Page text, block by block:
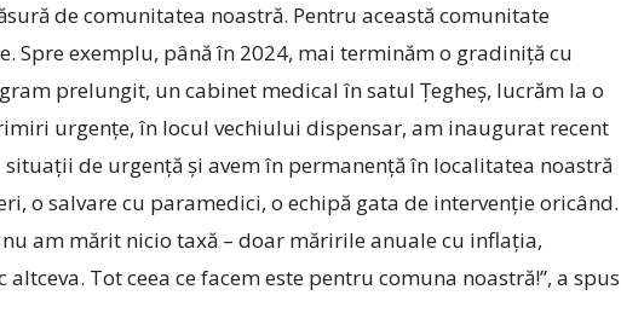
de comunitatea noastră. Pentru această comunitate
Spre exem­plu, până în 2024, mai terminăm o gradiniță cu
prelungit, un cabinet medical în satul Țegheș, lucrăm la o
urgențe, în locul vechiului dispensar, am inaugurat recent
de urgență și avem în permanență în localitatea noastră
o salvare cu paramedici, o echipă gata de intervenție oricând.
am mărit nicio taxă – doar măririle anuale cu inflația,
Tot ceea ce facem este pentru comuna noastră!”, a spus